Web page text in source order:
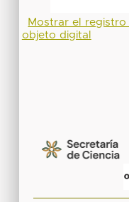
Mostrar el registro
objeto digital